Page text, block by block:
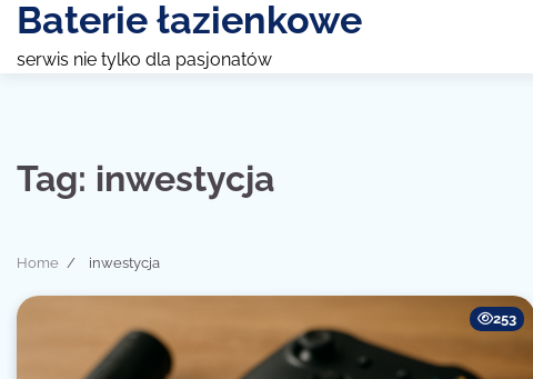
Skip
content
Baterie łazienkowe
serwis nie tylko dla pasjonatów
Tag: inwestycja
Home inwestycja
253